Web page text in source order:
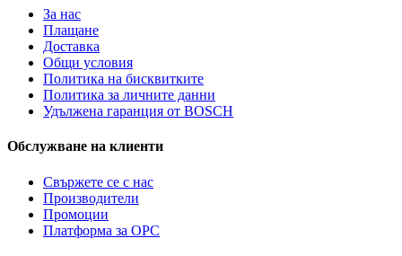
За нас
Плащане
Доставка
Общи условия
Политика на бисквитките
Политика за личните данни
Удължена гаранция от BOSCH
Обслужване на клиенти
Свържете се с нас
Производители
Промоции
Платформа за ОРС